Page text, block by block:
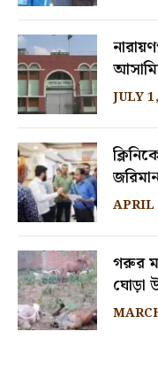
JULY
APRIL
গরুর
ঘোড়া